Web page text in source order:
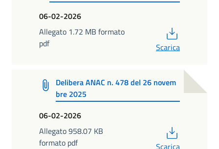
06-02-2026
Allegato 1.72 MB formato
pdf
Scarica
Delibera ANAC n. 478 del 26 novem
bre 2025
06-02-2026
Allegato 958.07 KB
formato pdf
Scarica